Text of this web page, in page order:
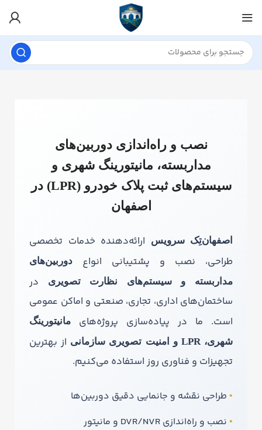
نصب و راه‌اندازی دوربین‌های
مداربسته، مانیتورینگ شهری و
سیستم‌های ثبت پلاک خودرو (LPR) در
اصفهان
اصفهان‌تِک سرویس
ارائه‌دهنده خدمات تخصصی
طراحی، نصب و پشتیبانی انواع
دوربین‌های
مداربسته و سیستم‌های نظارت تصویری
در
ساختمان‌های اداری، تجاری، صنعتی و اماکن عمومی
است. ما در پیاده‌سازی پروژه‌های
مانیتورینگ
شهری، LPR و امنیت تصویری سازمانی
از بهترین
تجهیزات و فناوری روز استفاده می‌کنیم.
طراحی نقشه و جانمایی دقیق دوربین‌ها
نصب و راه‌اندازی DVR/NVR و مانیتور